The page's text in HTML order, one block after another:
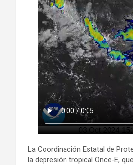
La Coordinación Estatal de
la depresión tropical Once-E,